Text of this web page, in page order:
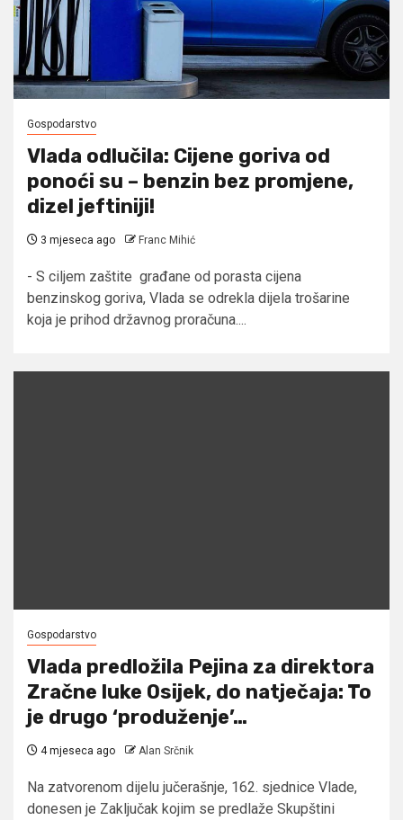
Gospodarstvo
Vlada odlučila: Cijene goriva od
ponoći su – benzin bez promjene,
dizel jeftiniji!
3 mjeseca ago Franc Mihić
- S ciljem zaštite građane od porasta cijena
benzinskog goriva, Vlada se odrekla dijela trošarine
koja je prihod državnog proračuna....
Gospodarstvo
Vlada predložila Pejina za direktora
Zračne luke Osijek, do natječaja: To
je drugo ‘produženje’…
4 mjeseca ago Alan Srčnik
Na zatvorenom dijelu jučerašnje, 162. sjednice Vlade,
donesen je Zaključak kojim se predlaže Skupštini